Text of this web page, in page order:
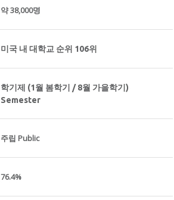
약 38,000명
미국 내 대학교 순위 106위
학기제 (1월 봄학기 / 8월 가을학기)
Semester
주립 Public
76.4%